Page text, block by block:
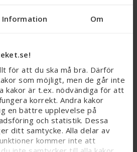
Information Om
för att du ska må bra. Därför
som möjligt, men de går inte
kakor är t.ex. nödvändiga för att
korrekt. Andra kakor
en bättre upplevelse på
och statistik. Dessa
ditt samtycke. Alla delar av
kommer inte att
79 kr
Köp